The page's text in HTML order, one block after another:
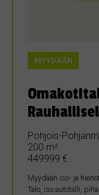
MYYDÄÄN
Pohjois-
200 m²
449999 €
Myydään iso- ja
Talo, iso autotalli,